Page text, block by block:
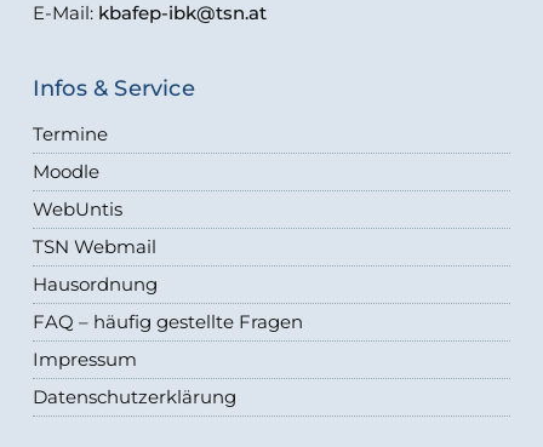
E-Mail: kbafep-ibk@tsn.at
Infos & Service
Termine
Moodle
WebUntis
TSN Webmail
Hausordnung
FAQ – häufig gestellte Fragen
Impressum
Datenschutzerklärung